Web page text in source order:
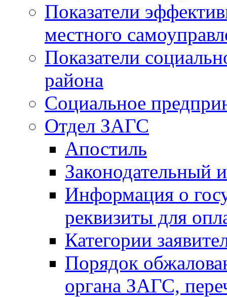
Показатели
местного
Показатели
района
Социальное
Отдел ЗАГС
Апостиль
Законодательный
Информация о
реквизиты для
Категории
Порядок
органа ЗАГС,